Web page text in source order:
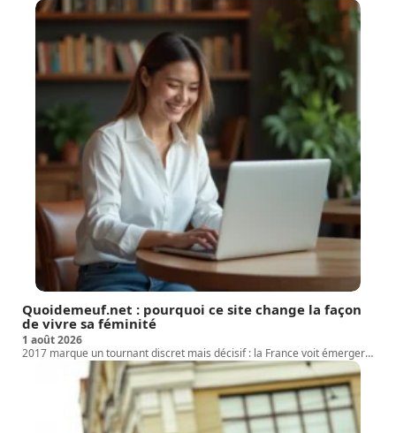
Quoidemeuf.net : pourquoi ce site change la façon
de vivre sa féminité
1 août 2026
2017 marque un tournant discret mais décisif : la France voit émerger…